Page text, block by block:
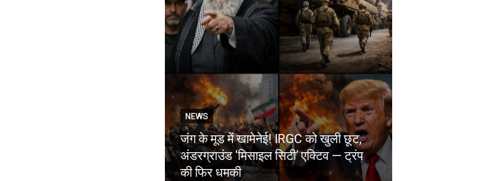
NEWS
जंग के मूड में खामेनेई! IRGC को खुली छूट,
अंडरग्राउंड ‘मिसाइल सिटी’ एक्टिव — ट्रंप
की फिर धमकी